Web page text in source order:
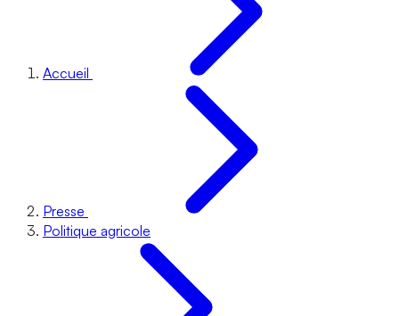
Accueil
Presse
Politique agricole